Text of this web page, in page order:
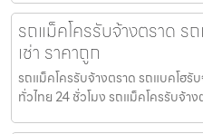
รถแม็คโครรับจ้างตราด ร
เช่า ราคาถูก
รถแม็คโครรับจ้างตราด รถแบคโฮรั
ทั่วไทย 24 ชั่วโมง รถแม็คโครรับจ้า